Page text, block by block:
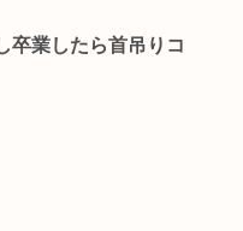
卒業したら首吊りコ